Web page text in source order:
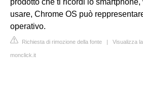
prodotto che ti ricordi lo
usare, Chrome OS può
operativo.
Richiesta di rimozione della fonte | Visualizza
monclick.it